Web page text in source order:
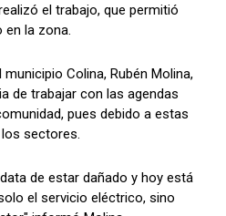
el trabajo, que permitió
la zona.
Colina, Rubén Molina,
de trabajar con las agendas
pues debido a estas
sectores.
de estar dañado y hoy está
el servicio eléctrico, sino